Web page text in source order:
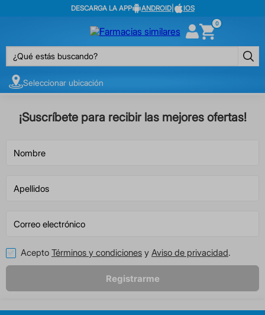
DESCARGA LA APP ANDROID| IOS
0
¿Qué estás buscando?
Seleccionar ubicación
¡Suscríbete para recibir las mejores ofertas!
Acepto Términos y condiciones y Aviso de privacidad.
Registrarme